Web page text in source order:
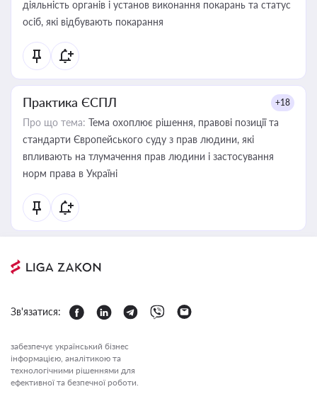
діяльність органів і установ виконання покарань та статус
осіб, які відбувають покарання
Практика ЄСПЛ +18
Про що тема: Тема охоплює рішення, правові позиції та
стандарти Європейського суду з прав людини, які
впливають на тлумачення прав людини і застосування
норм права в Україні
Зв'язатися:
забезпечує український бізнес
інформацією, аналітикою та
технологічними рішеннями для
ефективної та безпечної роботи.